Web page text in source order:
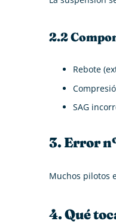
2.2
Rebote
SAG
3. Error
Muchos pilotos
4. Qué